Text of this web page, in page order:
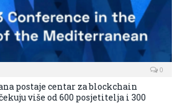
0
postaje centar za blockchain
više od 600 posjetitelja i 300